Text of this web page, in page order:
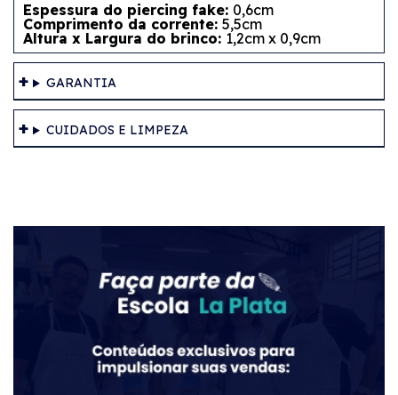
Espessura do piercing fake: 0,6cm
Comprimento da corrente: 5,5cm
Altura x Largura do brinco: 1,2cm x 0,9cm
GARANTIA
CUIDADOS E LIMPEZA